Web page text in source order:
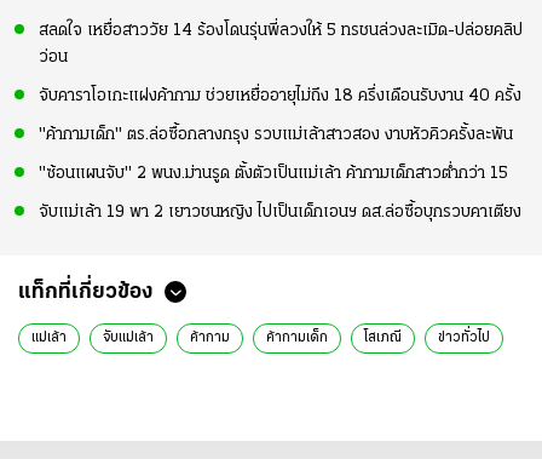
สลดใจ เหยื่อสาววัย 14 ร้องโดนรุ่นพี่ลวงให้ 5 ทรชนล่วงละเมิด-ปล่อยคลิป
ว่อน
จับคาราโอเกะแฝงค้ากาม ช่วยเหยื่ออายุไม่ถึง 18 ครึ่งเดือนรับงาน 40 ครั้ง
"ค้ากามเด็ก" ตร.ล่อซื้อกลางกรุง รวบแม่เล้าสาวสอง งาบหัวคิวครั้งละพัน
"ซ้อนแผนจับ" 2 พนง.ม่านรูด ตั้งตัวเป็นแม่เล้า ค้ากามเด็กสาวต่ำกว่า 15
จับแม่เล้า 19 พา 2 เยาวชนหญิง ไปเป็นเด็กเอนฯ ดส.ล่อซื้อบุกรวบคาเตียง
แท็กที่เกี่ยวข้อง
แม่เล้า จับแม่เล้า ค้ากาม ค้ากามเด็ก โสเภณี ข่าวทั่วไป